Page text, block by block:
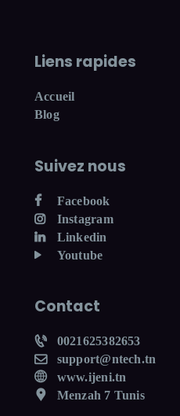
Liens rapides
Accueil
Blog
Suivez nous
Facebook
Instagram
Linkedin
Youtube
Contact
0021625382653
support@ntech.tn
www.ijeni.tn
Menzah 7 Tunis